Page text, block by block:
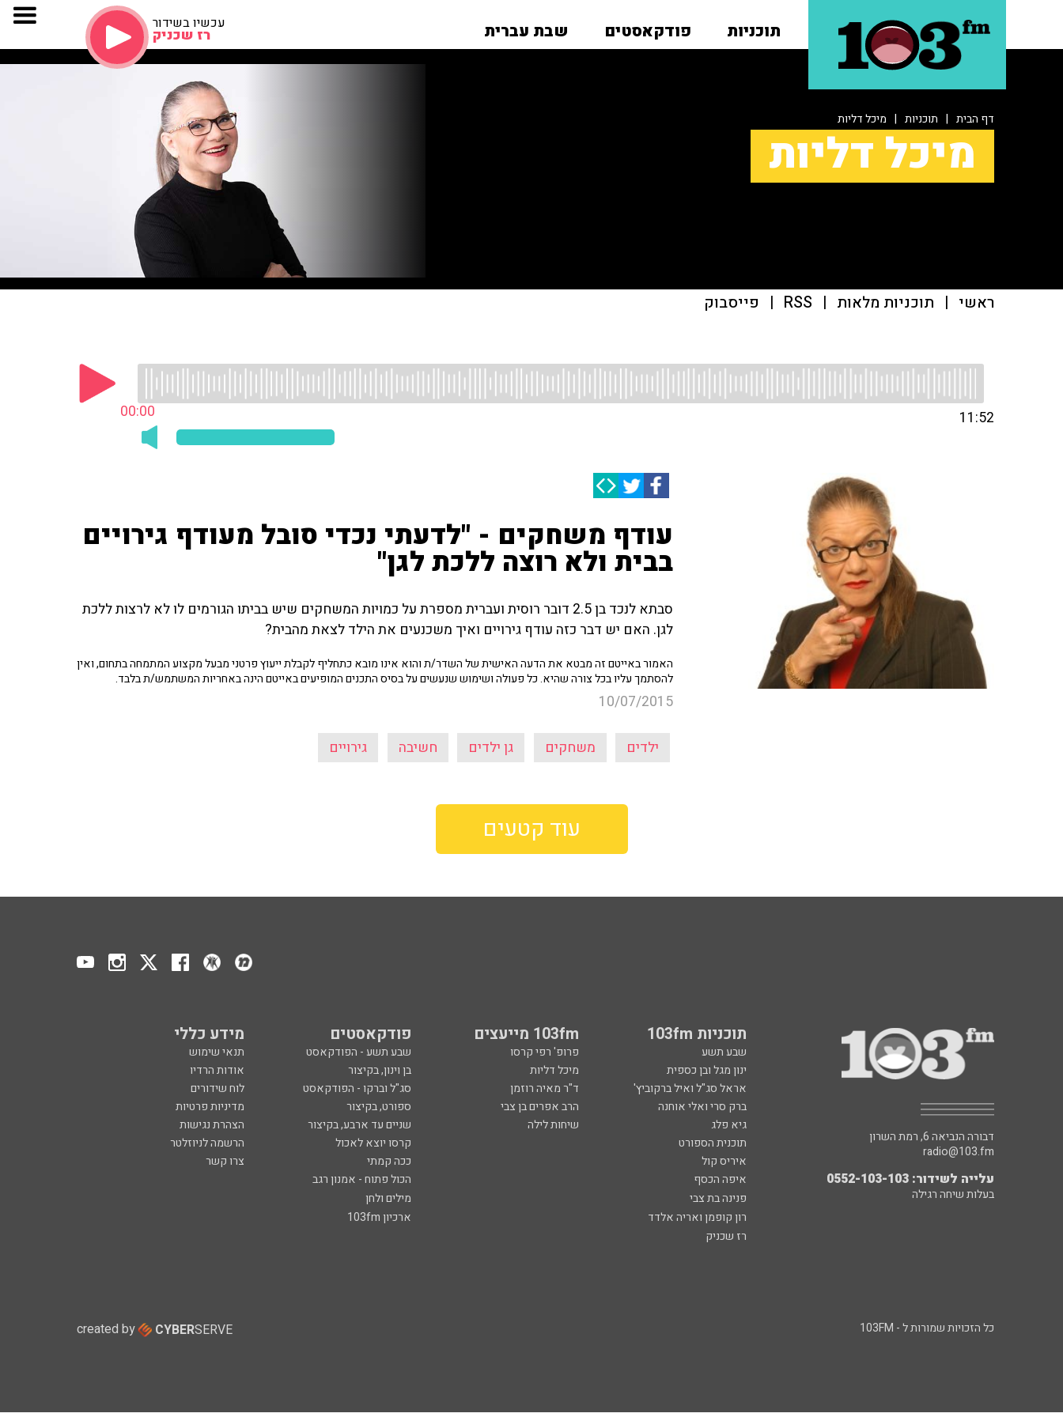
תוכניות פודקאסטים שבת עברית עכשיו בשידור
רז שכניק
דף הבית | תוכניות | מיכל דליות
מיכל דליות
ראשי | תוכניות מלאות |
RSS
| פייסבוק
00:00 11:52
עודף משחקים - "לדעתי נכדי סובל מעודף גירויים
בבית ולא רוצה ללכת לגן"
סבתא לנכד בן 2.5 דובר רוסית ועברית מספרת על כמויות המשחקים שיש בביתו הגורמים לו לא לרצות ללכת
לגן. האם יש דבר כזה עודף גירויים ואיך משכנעים את הילד לצאת מהבית?
האמור באייטם זה מבטא את הדעה האישית של השדר/ת והוא אינו מובא כתחליף לקבלת ייעוץ פרטני מבעל מקצוע המתמחה בתחום, ואין
להסתמך עליו בכל צורה שהיא. כל פעולה ושימוש שנעשים על בסיס התכנים המופיעים באייטם הינה באחריות המשתמש/ת בלבד.
10/07/2015
ילדים משחקים גן ילדים חשיבה גירויים
עוד קטעים
תוכניות 103fm 103fm מייעצים פודקאסטים מידע כללי
שבע תשע פרופ' רפי קרסו שבע תשע - הפודקאסט
תנאי שימוש
ינון מגל ובן כספית
מיכל דליות בן וינון, בקיצור
אודות הרדיו
אראל סג"ל ואיל ברקוביץ'
ד"ר מאיה רוזמן סג"ל וברקו - הפודקאסט
לוח שידורים
ברק סרי ואלי אוחנה
הרב אפרים בן צבי ספורט, בקיצור
מדיניות פרטיות
גיא פלג
שיחות לילה שניים עד ארבע, בקיצור
הצהרת נגישות
תוכנית הספורט
קרסו יוצא לאכול
הרשמה לניוזלטר
איריס קול
ככה קמתי
צרו קשר
איפה הכסף
הכול פתוח - אמנון רגב
פנינה בת צבי
מילים ולחן
רון קופמן ואריה אלדד
ארכיון 103fm
רז שכניק
דבורה הנביאה 6, רמת השרון
radio@103.fm
עלייה לשידור: 0552-103-103
בעלות שיחה רגילה
כל הזכויות שמורות ל - 103FM created by CYBERSERVE